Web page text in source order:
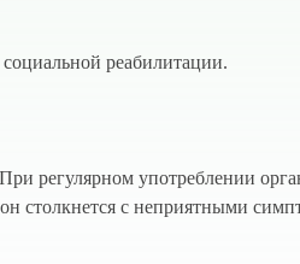
реабилитации.
регулярном употреблении
столкнется с неприятными